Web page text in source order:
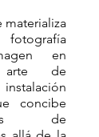
materializa
en
arte de
concibe
de